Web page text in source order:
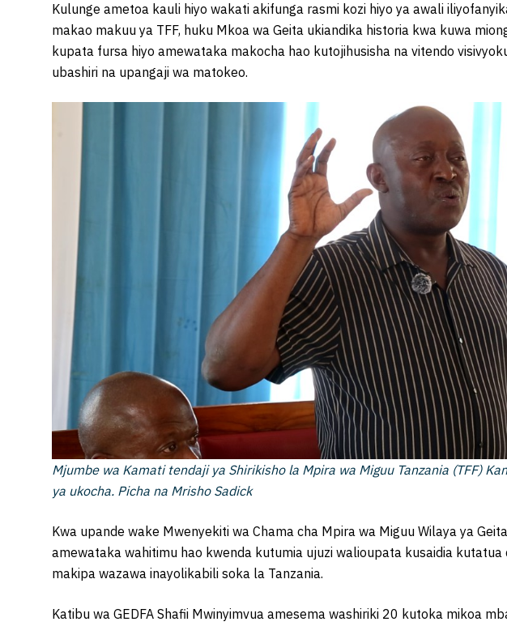
Kulunge ametoa kauli hiyo wakati akifunga rasmi kozi hiyo ya awali
makao makuu ya TFF, huku Mkoa wa Geita ukiandika historia kwa kuwa
kupata fursa hiyo amewataka makocha hao kutojihusisha na vitendo
ubashiri na upangaji wa matokeo.
Mjumbe wa Kamati tendaji ya Shirikisho la Mpira wa Miguu Tanzania (TFF)
ya ukocha. Picha na Mrisho Sadick
Kwa upande wake Mwenyekiti wa Chama cha Mpira wa Miguu Wilaya ya
amewataka wahitimu hao kwenda kutumia ujuzi walioupata kusaidia kutatua
makipa wazawa inayolikabili soka la Tanzania.
Katibu wa GEDFA Shafii Mwinyimvua amesema washiriki 20 kutoka mikoa